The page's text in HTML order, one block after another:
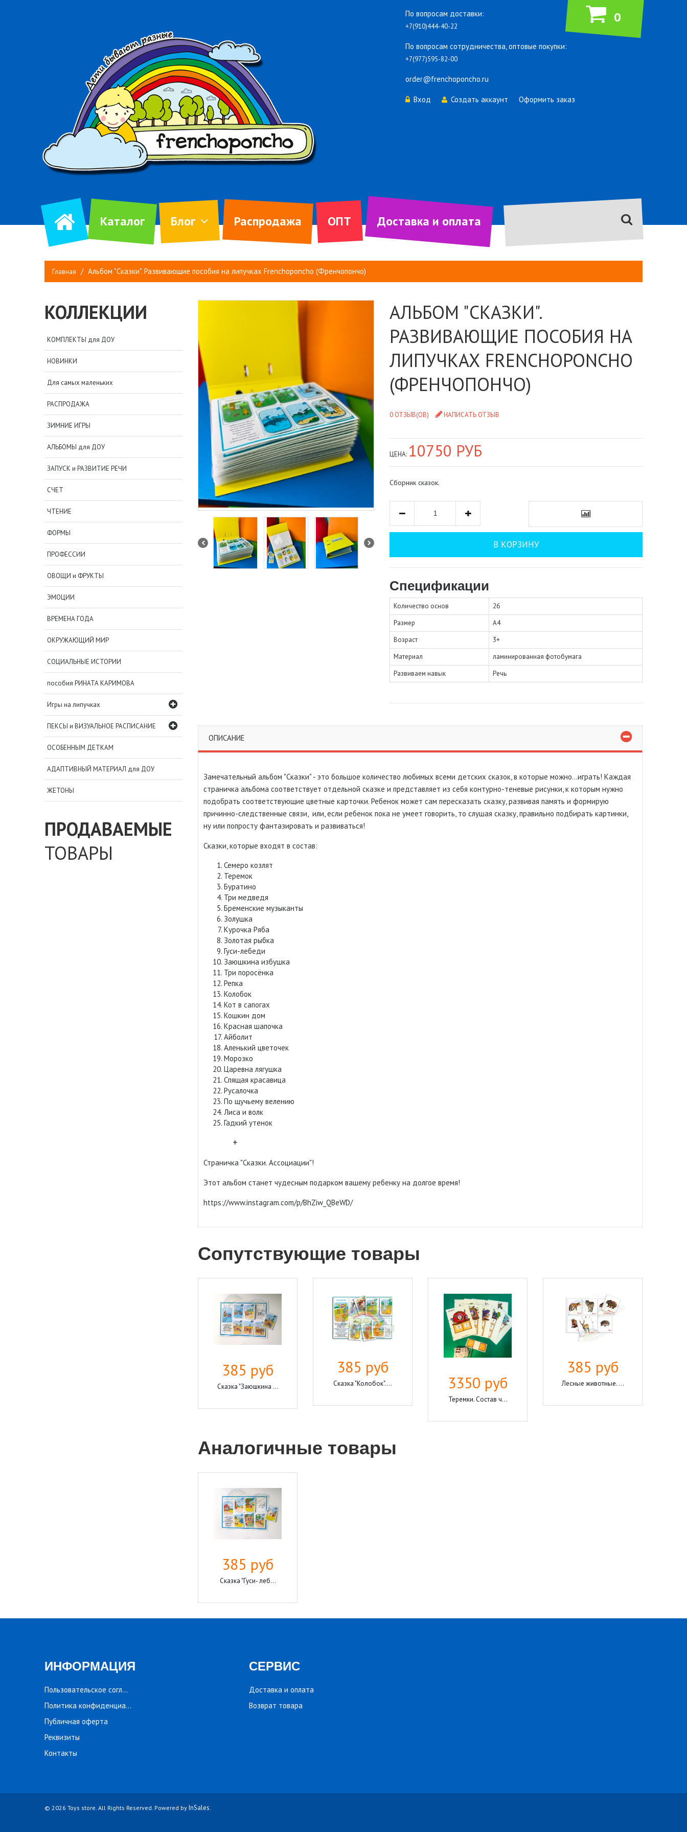
По вопросам доставки:
+7(910)444-40-22
По вопросам сотрудничества, оптовые покупки:
+7(977)595-82-00
order@frenchoponcho.ru
0
Вход Создать аккаунт Оформить заказ
Каталог Блог Распродажа ОПТ Доставка и оплата
Главная Альбом "Сказки". Развивающие пособия на липучках Frenchoponcho (Френчопончо)
АЛЬБОМ "СКАЗКИ".
РАЗВИВАЮЩИЕ ПОСОБИЯ НА
ЛИПУЧКАХ FRENCHOPONCHO
(ФРЕНЧОПОНЧО)
0 ОТЗЫВ(ОВ) НАПИСАТЬ ОТЗЫВ
ЦЕНА: 10750 РУБ
Сборник сказок.
В КОРЗИНУ
Спецификации
Количество основ
26
Размер
А4
Возраст
3+
Материал
ламинированная фотобумага
Развиваем навык
Речь
ОПИСАНИЕ
Замечательный альбом "Сказки" - это большое количество любимых всеми детских сказок, в которые можно...играть! Каждая
страничка альбома соответствует отдельной сказке и представляет из себя контурно-теневые рисунки, к которым нужно
подобрать соответствующие цветные карточки. Ребенок может сам пересказать сказку, развивая память и формирую
причинно-следственные связи, или, если ребенок пока не умеет говорить, то слушая сказку, правильно подбирать картинки,
ну или попросту фантазировать и развиваться!
Сказки, которые входят в состав:
Семеро козлят
Теремок
Буратино
Три медведя
Бременские музыканты
Золушка
Курочка Ряба
Золотая рыбка
Гуси-лебеди
Заюшкина избушка
Три поросёнка
Репка
Колобок
Кот в сапогах
Кошкин дом
Красная шапочка
Айболит
Аленький цветочек
Морозко
Царевна лягушка
Спящая красавица
Русалочка
По щучьему велению
Лиса и волк
Гадкий утенок
+
Страничка "Сказки. Ассоциации"!
Этот альбом станет чудесным подарком вашему ребенку на долгое время!
https://www.instagram.com/p/BhZiw_QBeWD/
Сопутствующие товары
385 руб
Сказка "Заюшкина ...
385 руб
Сказка "Колобок".... 3350 руб
Теремки. Состав ч...
385 руб
Лесные животные. ...
Аналогичные товары
385 руб
Сказка "Гуси- леб...
КОЛЛЕКЦИИ
КОМПЛЕКТЫ для ДОУ
НОВИНКИ
Для самых маленьких
РАСПРОДАЖА
ЗИМНИЕ ИГРЫ
АЛЬБОМЫ для ДОУ
ЗАПУСК и РАЗВИТИЕ РЕЧИ
СЧЕТ
ЧТЕНИЕ
ФОРМЫ
ПРОФЕССИИ
ОВОЩИ и ФРУКТЫ
ЭМОЦИИ
ВРЕМЕНА ГОДА
ОКРУЖАЮЩИЙ МИР
СОЦИАЛЬНЫЕ ИСТОРИИ
пособия РИНАТА КАРИМОВА
Игры на липучках
ПЕКСЫ и ВИЗУАЛЬНОЕ РАСПИСАНИЕ
ОСОБЕННЫМ ДЕТКАМ
АДАПТИВНЫЙ МАТЕРИАЛ для ДОУ
ЖЕТОНЫ
ПРОДАВАЕМЫЕ
ТОВАРЫ
ИНФОРМАЦИЯ
Пользовательское соглашение
Политика конфиденциальности
Публичная оферта
Реквизиты
Контакты
СЕРВИС
Доставка и оплата
Возврат товара
© 2026 Toys store. All Rights Reserved. Powered by InSales